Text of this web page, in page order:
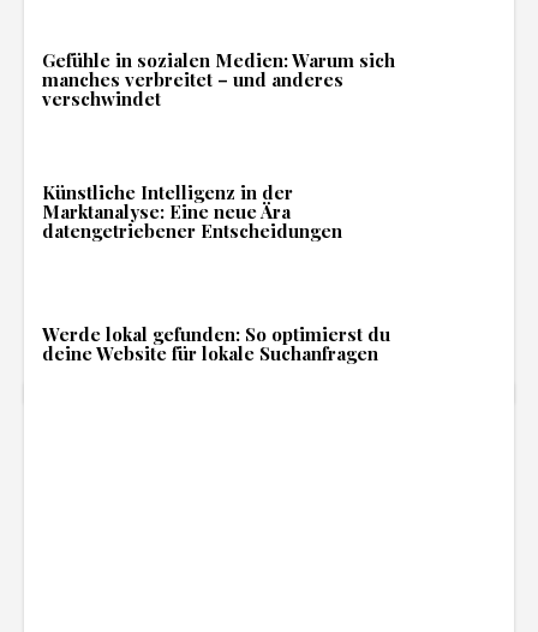
Gefühle in sozialen Medien: Warum sich
manches verbreitet – und anderes
verschwindet
Künstliche Intelligenz in der
Marktanalyse: Eine neue Ära
datengetriebener Entscheidungen
Werde lokal gefunden: So optimierst du
deine Website für lokale Suchanfragen